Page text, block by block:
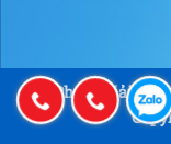
"An Phú – Giải